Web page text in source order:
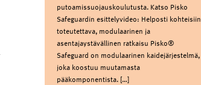
putoamissuojauskoulutusta. Katso Pisko
Safeguardin esittelyvideo: Helposti kohteisiin
toteutettava, modulaarinen ja
asentajaystävällinen ratkaisu Pisko®
Safeguard on modulaarinen kaidejärjestelmä,
joka koostuu muutamasta
pääkomponentista. […]